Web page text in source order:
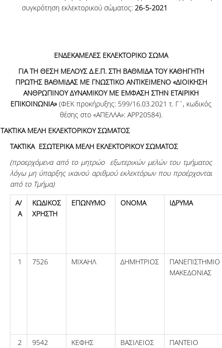
συγκρότηση εκλεκτορικού σώματος: 26-5-2021
ΕΝΔΕΚΑΜΕΛΕΣ ΕΚΛΕΚΤΟΡΙΚΟ ΣΩΜΑ
ΓΙΑ ΤΗ ΘΕΣΗ ΜΕΛΟΥΣ Δ.Ε.Π. ΣΤΗ ΒΑΘΜΙΔΑ ΤΟΥ ΚΑΘΗΓΗΤΗ
ΠΡΩΤΗΣ ΒΑΘΜΙΔΑΣ ΜΕ ΓΝΩΣΤΙΚΟ ΑΝΤΙΚΕΙΜΕΝΟ «ΔΙΟΙΚΗΣΗ
ΑΝΘΡΩΠΙΝΟΥ ΔΥΝΑΜΙΚΟΥ ΜΕ ΕΜΦΑΣΗ ΣΤΗΝ ΕΤΑΙΡΙΚΗ
ΕΠΙΚΟΙΝΩΝΙΑ» (ΦΕΚ προκήρυξης: 599/16.03.2021 τ. Γ΄, κωδικός
θέσης στο «ΑΠΕΛΛΑ»: APP20584).
ΤΑΚΤΙΚΑ ΜΕΛΗ ΕΚΛΕΚΤΟΡΙΚΟΥ ΣΩΜΑΤΟΣ
ΤΑΚΤΙΚΑ ΕΣΩΤΕΡΙΚΑ ΜΕΛΗ ΕΚΛΕΚΤΟΡΙΚΟΥ ΣΩΜΑΤΟΣ
(προερχόμενα από το μητρώο εξωτερικών μελών του τμήματος
λόγω μη ύπαρξης ικανού αριθμού εκλεκτόρων που προέρχονται
από το Τμήμα)
Α/
Α
ΚΩΔΙΚΟΣ
ΧΡΗΣΤΗ
ΕΠΩΝΥΜΟ ΟΝΟΜΑ ΙΔΡΥΜΑ
1 7526 ΜΙΧΑΗΛ ΔΗΜΗΤΡΙΟΣ
ΠΑΝΕΠΙΣΤΗΜΙΟ
ΜΑΚΕΔΟΝΙΑΣ
2 9542 ΚΕΦΗΣ ΒΑΣΙΛΕΙΟΣ
ΠΑΝΤΕΙΟ